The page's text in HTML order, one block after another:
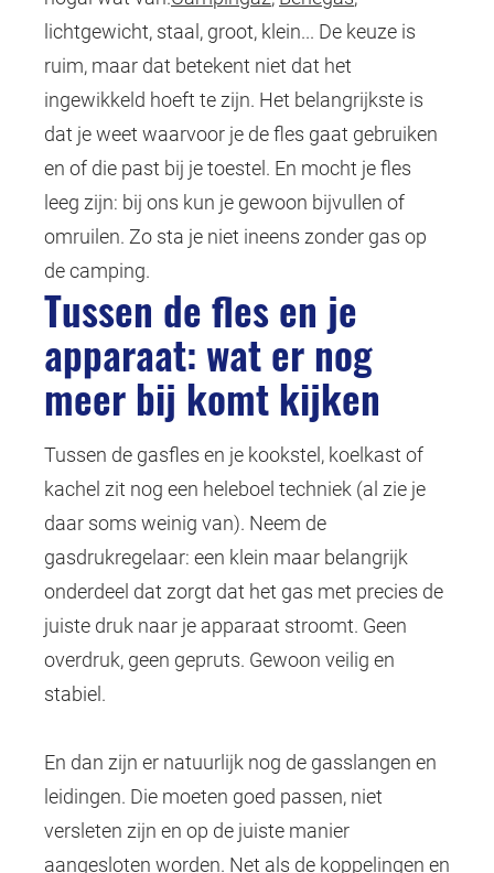
lichtgewicht, staal, groot, klein... De keuze is
ruim, maar dat betekent niet dat het
ingewikkeld hoeft te zijn. Het belangrijkste is
dat je weet waarvoor je de fles gaat gebruiken
en of die past bij je toestel. En mocht je fles
leeg zijn: bij ons kun je gewoon bijvullen of
omruilen. Zo sta je niet ineens zonder gas op
de camping.
Tussen de fles en je
apparaat: wat er nog
meer bij komt kijken
Tussen de gasfles en je kookstel, koelkast of
kachel zit nog een heleboel techniek (al zie je
daar soms weinig van). Neem de
gasdrukregelaar: een klein maar belangrijk
onderdeel dat zorgt dat het gas met precies de
juiste druk naar je apparaat stroomt. Geen
overdruk, geen gepruts. Gewoon veilig en
stabiel.
En dan zijn er natuurlijk nog de gasslangen en
leidingen. Die moeten goed passen, niet
versleten zijn en op de juiste manier
aangesloten worden. Net als de koppelingen en